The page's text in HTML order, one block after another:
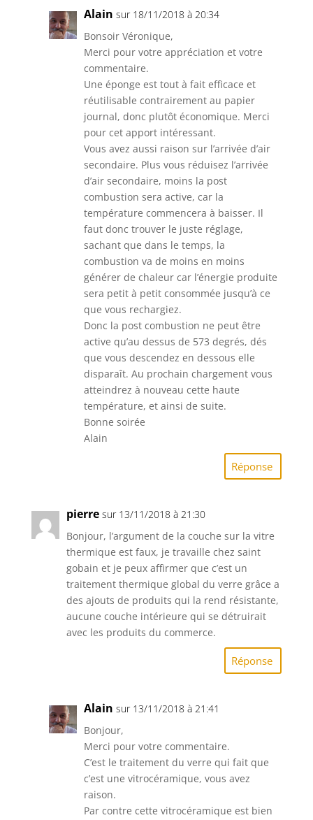
Alain sur 18/11/2018 à 20:34
Bonsoir Véronique,
Merci pour votre appréciation et votre
commentaire.
Une éponge est tout à fait efficace et
réutilisable contrairement au papier
journal, donc plutôt économique. Merci
pour cet apport intéressant.
Vous avez aussi raison sur l’arrivée d’air
secondaire. Plus vous réduisez l’arrivée
d’air secondaire, moins la post
combustion sera active, car la
température commencera à baisser. Il
faut donc trouver le juste réglage,
sachant que dans le temps, la
combustion va de moins en moins
générer de chaleur car l’énergie produite
sera petit à petit consommée jusqu’à ce
que vous rechargiez.
Donc la post combustion ne peut être
active qu’au dessus de 573 degrés, dés
que vous descendez en dessous elle
disparaît. Au prochain chargement vous
atteindrez à nouveau cette haute
température, et ainsi de suite.
Bonne soirée
Alain
Réponse
pierre sur 13/11/2018 à 21:30
Bonjour, l’argument de la couche sur la vitre
thermique est faux, je travaille chez saint
gobain et je peux affirmer que c’est un
traitement thermique global du verre grâce a
des ajouts de produits qui la rend résistante,
aucune couche intérieure qui se détruirait
avec les produits du commerce.
Réponse
Alain sur 13/11/2018 à 21:41
Bonjour,
Merci pour votre commentaire.
C’est le traitement du verre qui fait que
c’est une vitrocéramique, vous avez
raison.
Par contre cette vitrocéramique est bien